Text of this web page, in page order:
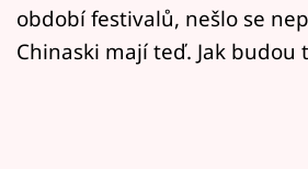
Horoskopy
období festivalů, nešlo se
Chinaski mají teď. Jak budou